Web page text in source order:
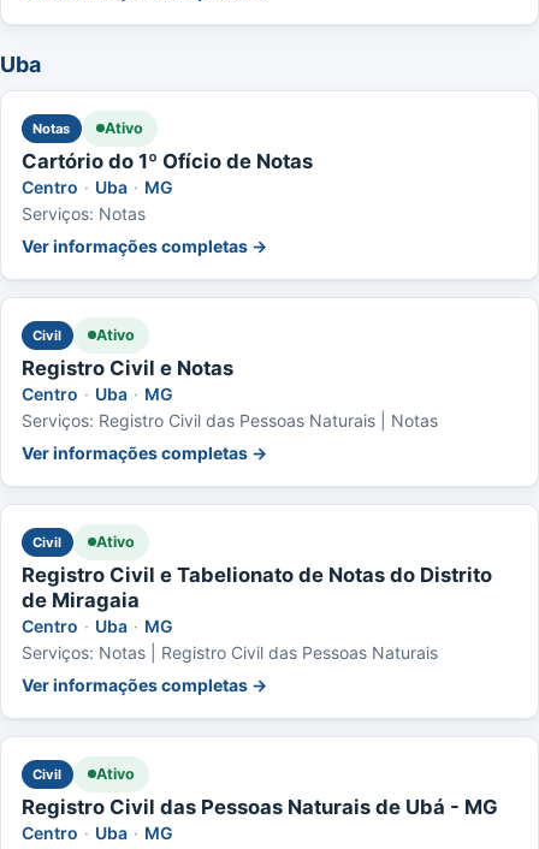
Uba
Notas Ativo
Cartório do 1º Ofício de Notas
Centro · Uba · MG
Serviços: Notas
Ver informações completas →
Civil Ativo
Registro Civil e Notas
Centro · Uba · MG
Serviços: Registro Civil das Pessoas Naturais | Notas
Ver informações completas →
Civil Ativo
Registro Civil e Tabelionato de Notas do Distrito
de Miragaia
Centro · Uba · MG
Serviços: Notas | Registro Civil das Pessoas Naturais
Ver informações completas →
Civil Ativo
Registro Civil das Pessoas Naturais de Ubá - MG
Centro · Uba · MG